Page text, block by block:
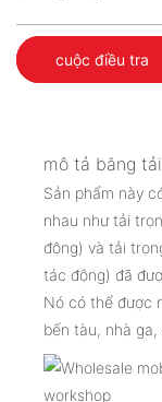
cuộc điều tra
mô tả băng
Sản phẩm này
nhau như tải
động) và tải
tác động) đã
Nó có thể được
bến tàu, nhà ga,